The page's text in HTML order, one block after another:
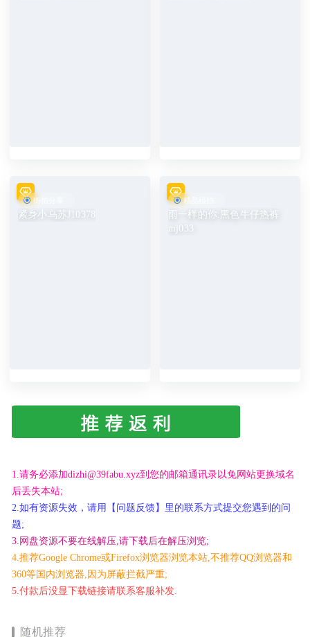
街拍分享
紧身小乌苏J10378
精品模拍
雨一样的你:黑色牛仔热裤
mj033
1.请务必添加dizhi@39fabu.xyz到您的邮箱通讯录以免网站更换域名
后丢失本站;
2.如有资源失效，请用【问题反馈】里的联系方式提交您遇到的问
题;
3.网盘资源不要在线解压,请下载后在解压浏览;
4.推荐Google Chrome或Firefox浏览器浏览本站,不推荐QQ浏览器和
360等国内浏览器,因为屏蔽拦截严重;
5.付款后没显下载链接请联系客服补发.
随机推荐